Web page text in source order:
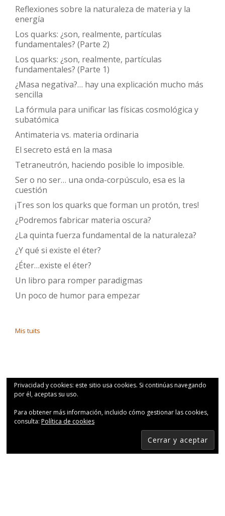
Reflexiones sobre la naturaleza de materia y la
energía
Los quarks: ¿son, realmente, partículas
fundamentales? (Parte 2)
Los quarks: ¿son, realmente, partículas
fundamentales? (Parte 1)
¿Masa negativa?… hay una explicación mucho más
sencilla
La fórmula para unificar las físicas cosmológica y
subatómica
Antimateria vs. materia ordinaria
El secreto está en la masa
Tetraneutrón, haciendo posible lo imposible.
Ser o no ser… una onda-corpúsculo, esa es la
cuestión
¡Tres son los quarks que forman un protón, tres!
¿Podremos fabricar materia oscura?
¿La quinta fuerza fundamental de la naturaleza?
¿Y qué si existe el éter?
¿Éter…existe el éter?
Un libro para romper paradigmas
Un poco de humor para empezar
Mis tuits
Privacidad y cookies: este sitio usa cookies. Si continúas navegando
por él, aceptas su uso.
Para obtener más información, incluido cómo gestionar las cookies,
consulta: Política de cookies